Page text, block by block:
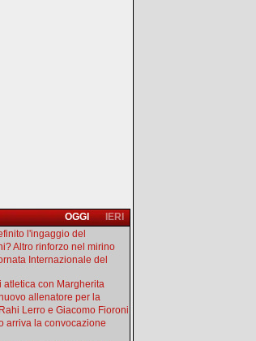
IERI
OGGI
l'ingaggio del
Altro rinforzo nel mirino
Internazionale del
atletica con Margherita
allenatore per la
Lerro e Giacomo Fioroni
arriva la convocazione